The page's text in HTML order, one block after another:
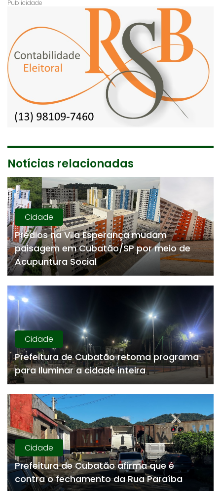
Notícias relacionadas
Cidade
Prédios na Vila Esperança mudam
paisagem em Cubatão/SP por meio de
Acupuntura Social
Cidade
Prefeitura de Cubatão retoma programa
para Iluminar a cidade inteira
Cidade
Prefeitura de Cubatão afirma que é
contra o fechamento da Rua Paraíba